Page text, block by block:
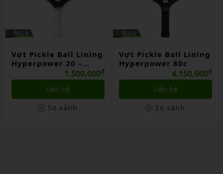
Vợt Pickle Ball Lining
Hyperpower 20 –
1,500,000₫
Liên hệ
So sánh
Vợt Pickle Ball Lining
Hyperpower 80c
4,150,000₫
Liên hệ
So sánh